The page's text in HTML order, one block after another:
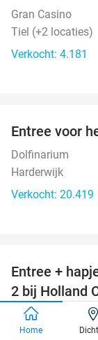
Gran Casino
Tiel (+2 locaties)
Verkocht: 4.181
Entree voor
Dolfinarium
Harderwijk
Verkocht: 20.419
Entree +
2 bij Holland
Holland Casino
Utrecht (+12
Home